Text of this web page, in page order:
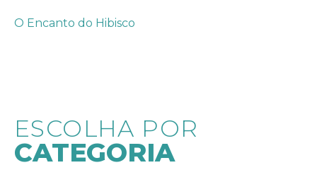
O Encanto do Hibisco
ESCOLHA POR
CATEGORIA